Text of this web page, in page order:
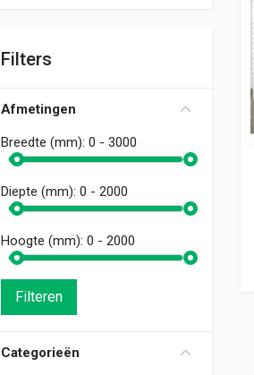
Filters
Afmetingen
Breedte (mm): 0 - 3000
Diepte (mm): 0 - 2000
Hoogte (mm): 0 - 2000
Filteren
Categorieën